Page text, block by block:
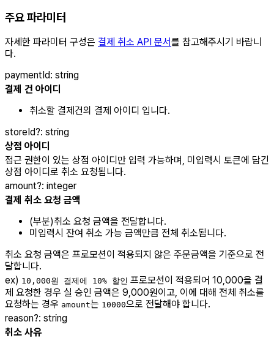
주요 파라미터
자세한 파라미터 구성은 결제 취소 API 문서를 참고해주시기 바랍니
다.
paymentId: string
결제 건 아이디
취소할 결제건의 결제 아이디 입니다.
storeId?: string
상점 아이디
접근 권한이 있는 상점 아이디만 입력 가능하며, 미입력시 토큰에 담긴
상점 아이디로 취소 요청됩니다.
amount?: integer
결제 취소 요청 금액
(부분)취소 요청 금액을 전달합니다.
미입력시 잔여 취소 가능 금액만큼 전체 취소됩니다.
취소 요청 금액은 프로모션이 적용되지 않은 주문금액을 기준으로 전
달합니다.
ex) 10,000원 결제에 10% 할인 프로모션이 적용되어 10,000을 결
제 요청한 경우 실 승인 금액은 9,000원이고, 이에 대해 전체 취소를
요청하는 경우 amount는 10000으로 전달해야 합니다.
reason?: string
취소 사유